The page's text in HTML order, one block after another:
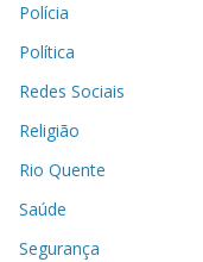
Polícia
Política
Redes Sociais
Religião
Rio Quente
Saúde
Segurança